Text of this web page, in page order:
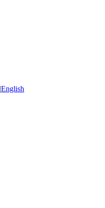
English